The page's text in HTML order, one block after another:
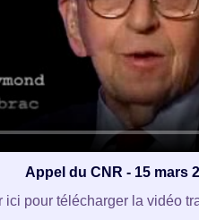
Appel du CNR - 15 mars
ici pour télécharger la vidéo